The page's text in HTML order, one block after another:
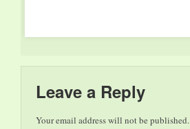
Abiy Ahmed, Primo
Ministro dell’Etiopia
Leave a Reply
Your email address will not be published.